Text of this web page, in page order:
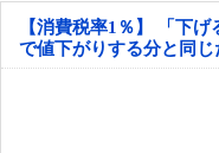
【消費税率1％】 「下
で値下がりする分と同
えない店も